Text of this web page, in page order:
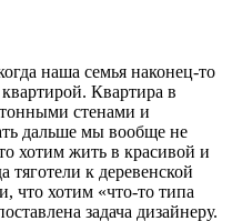
наша семья наконец-то
Квартира в
стенами и
дальше мы вообще не
хотим жить в красивой и
к деревенской
что хотим «что-то типа
задача дизайнеру.